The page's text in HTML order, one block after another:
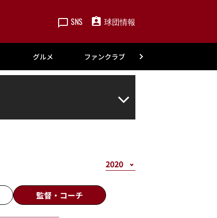
SNS 球団情報
グルメ ファンクラブ
監督・ コーチ